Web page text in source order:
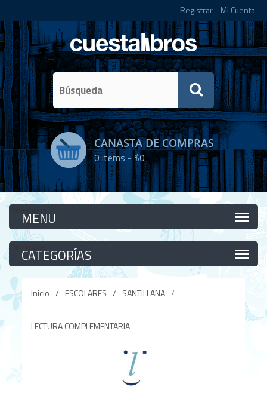
Registrar Mi Cuenta
CANASTA DE COMPRAS
0items -$0
Categorías
Categorías
Inicio / ESCOLARES / SANTILLANA /
LECTURA COMPLEMENTARIA